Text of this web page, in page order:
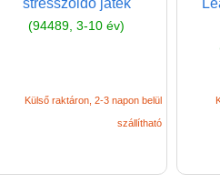
stresszoldó játék
(94489, 3-10 év)
Külső raktáron, 2-3 napon belül
szállítható